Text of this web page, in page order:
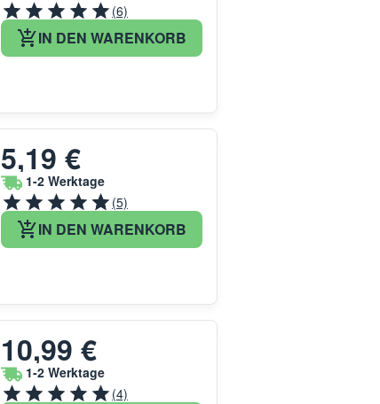
(6)
IN DEN WARENKORB
5,19 €
1-2 Werktage
(5)
IN DEN WARENKORB
10,99 €
1-2 Werktage
(4)